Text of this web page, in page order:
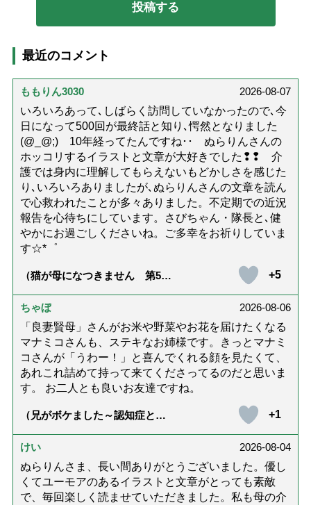
最近のコメント
ももりん3030
2026-08-07
いろいろあって､しばらく訪問していなかったので､今
日になって500回が最終話と知り､愕然となりました
(@_@;) 10年経ってたんですね･･ ぬらりんさんの
ホッコリするイラストと文章が大好きでした❢❢ 介
護では身内に理解してもらえないもどかしさを感じた
り､いろいろありましたが､ぬらりんさんの文章を読ん
で心救われたことが多々ありました。不定期での近況
報告を心待ちにしています。さびちゃん・隊長と､健
やかにお過ごしくださいね。ご多幸をお祈りしていま
す☆*゜
（猫が母になつきません 第500
+5
ちゃぼ
2026-08-06
「良妻賢母」さんがお米や野菜やお花を届けたくなる
マナミコさんも、ステキなお姉様です。きっとマナミ
コさんが「うわー！」と喜んでくれる顔を見たくて、
あれこれ詰めて持って来てくださってるのだと思いま
す。 お二人とも良いお友達ですね。
（兄がボケました～認知症と介
達』が届きました」）
+1
けい
2026-08-04
ぬらりんさま、長い間ありがとうございました。優し
くてユーモアのあるイラストと文章がとっても素敵
で、毎回楽しく読ませていただきました。私も母の介